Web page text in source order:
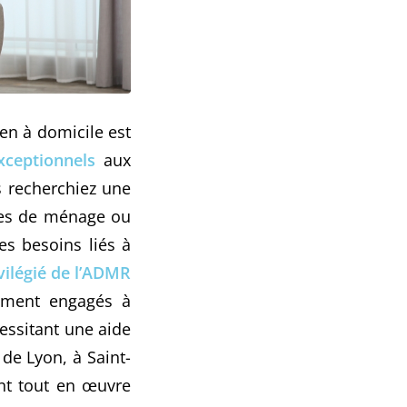
à domicile est
aux
une
de ménage ou
besoins liés à
de l’ADMR
engagés à
une aide
Lyon, à Saint-
tout en œuvre